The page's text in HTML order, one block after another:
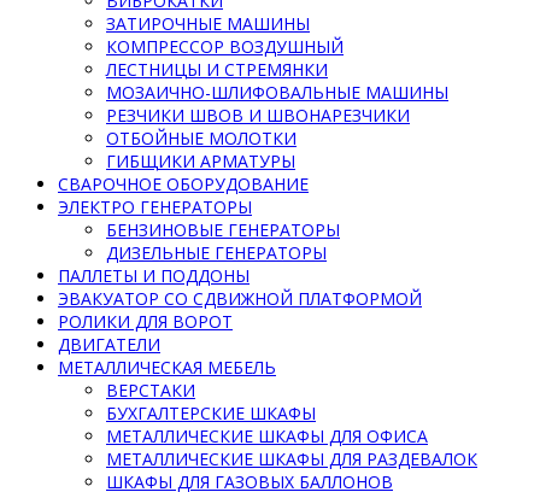
ЗАТИРОЧНЫЕ МАШИНЫ
КОМПРЕССОР ВОЗДУШНЫЙ
ЛЕСТНИЦЫ И СТРЕМЯНКИ
МОЗАИЧНО-ШЛИФОВАЛЬНЫЕ МАШИНЫ
РЕЗЧИКИ ШВОВ И ШВОНАРЕЗЧИКИ
ОТБОЙНЫЕ МОЛОТКИ
ГИБЩИКИ АРМАТУРЫ
СВАРОЧНОЕ ОБОРУДОВАНИЕ
ЭЛЕКТРО ГЕНЕРАТОРЫ
БЕНЗИНОВЫЕ ГЕНЕРАТОРЫ
ДИЗЕЛЬНЫЕ ГЕНЕРАТОРЫ
ПАЛЛЕТЫ И ПОДДОНЫ
ЭВАКУАТОР СО СДВИЖНОЙ ПЛАТФОРМОЙ
РОЛИКИ ДЛЯ ВОРОТ
ДВИГАТЕЛИ
МЕТАЛЛИЧЕСКАЯ МЕБЕЛЬ
ВЕРСТАКИ
БУХГАЛТЕРСКИЕ ШКАФЫ
МЕТАЛЛИЧЕСКИЕ ШКАФЫ ДЛЯ ОФИСА
МЕТАЛЛИЧЕСКИЕ ШКАФЫ ДЛЯ РАЗДЕВАЛОК
ШКАФЫ ДЛЯ ГАЗОВЫХ БАЛЛОНОВ